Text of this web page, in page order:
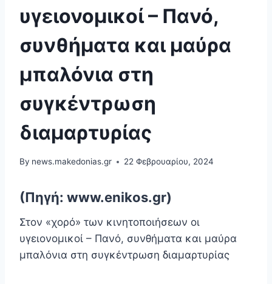
υγειονομικοί – Πανό,
συνθήματα και μαύρα
μπαλόνια στη
συγκέντρωση
διαμαρτυρίας
By news.makedonias.gr 22 Φεβρουαρίου, 2024
(Πηγή: www.enikos.gr)
Στον «χορό» των κινητοποιήσεων οι
υγειονομικοί – Πανό, συνθήματα και μαύρα
μπαλόνια στη συγκέντρωση διαμαρτυρίας